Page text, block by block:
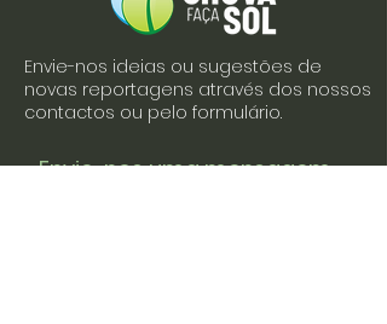
Envie-nos ideias ou sugestões de
novas reportagens através dos nossos
contactos ou pelo formulário.
Envie-nos uma mensagem